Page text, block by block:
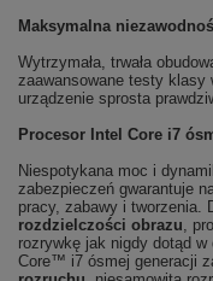
Maksymalna
Wytrzymała, trwała
zaawansowane testy klasy
urządzenie sprosta
Procesor Intel Core i7
Niespotykana moc i
zabezpieczeń gwarantuje
pracy, zabawy i tworzenia.
rozdzielczości obrazu,
rozrywkę jak nigdy dotąd
Core™ i7 ósmej generacji